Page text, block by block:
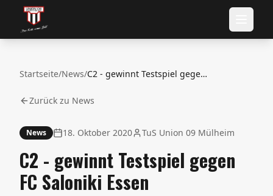
Startseite/News/ C2 - gewinnt Testspiel gegen FC Saloniki Essen
Zurück zu News
News 18. Oktober 2020 TuS Union 09 Mülheim
C2 - gewinnt Testspiel gegen
FC Saloniki Essen